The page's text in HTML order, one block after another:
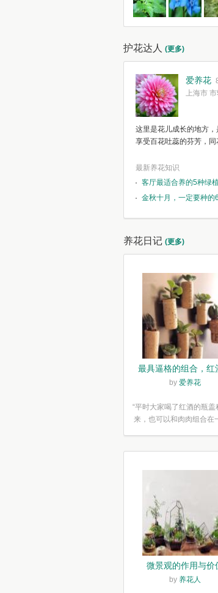
护花达人 (更多)
爱养花
上海市
这里是花儿成长的地方
享受百花吐蕊的芬芳，同
最新养花知识
客厅最适合养的5种绿
金秋十月，一定要种的
养花日记 (更多)
最具逼格的组合，红
木塞diy多肉植物盆
by 爱养花
“平时大家喝了红酒的瓶盖
来，也可以和肉肉组合在
微景观的作用与价
by 养花人